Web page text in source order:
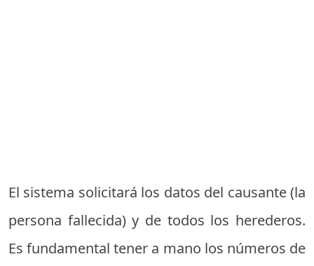
El sistema solicitará los datos del causante (la
persona fallecida) y de todos los herederos.
Es fundamental tener a mano los números de